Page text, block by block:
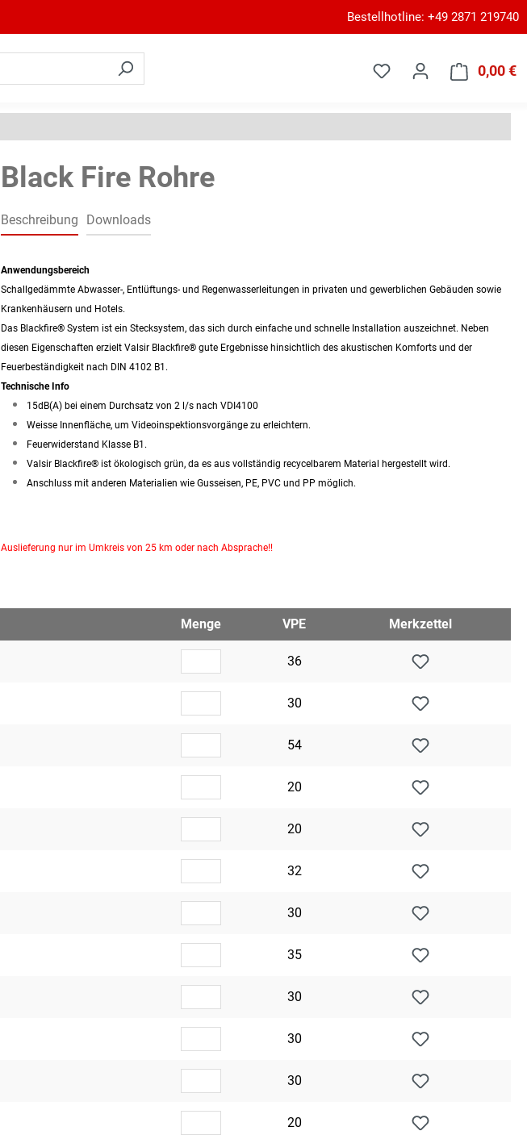
Bestellhotline: +49 2871 219740
0,00 €
Black Fire Rohre
Beschreibung Downloads
Anwendungsbereich
Schallgedämmte Abwasser-, Entlüftungs- und Regenwasserleitungen in privaten und gewerblichen Gebäuden sowie
Krankenhäusern und Hotels.
Das Blackfire® System ist ein Stecksystem, das sich durch einfache und schnelle Installation auszeichnet. Neben
diesen Eigenschaften erzielt Valsir Blackfire® gute Ergebnisse hinsichtlich des akustischen Komforts und der
Feuerbeständigkeit nach DIN 4102 B1.
Technische Info
15dB(A) bei einem Durchsatz von 2 l/s nach VDI4100
Weisse Innenfläche, um Videoinspektionsvorgänge zu erleichtern.
Feuerwiderstand Klasse B1.
Valsir Blackfire® ist ökologisch grün, da es aus vollständig recycelbarem Material hergestellt wird.
Anschluss mit anderen Materialien wie Gusseisen, PE, PVC und PP möglich.
Auslieferung nur im Umkreis von 25 km oder nach Absprache!!
Menge VPE Merkzettel
36
30
54
20
20
32
30
35
30
30
30
20